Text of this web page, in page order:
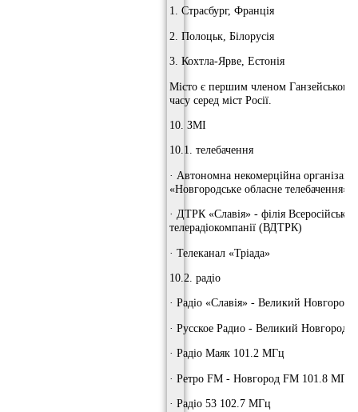
1. Страсбург, Франція
2. Полоцьк, Білорусія
3. Кохтла-Ярве, Естонія
Місто є першим членом Ганзейського
часу серед міст Росії.
10. ЗМІ
10.1. телебачення
· Автономна некомерційна організація
«Новгородське обласне телебачення».
· ДТРК «Славія» - філія
телерадіокомпанії (ВДТРК)
· Телеканал «Тріада»
10.2. радіо
· Радіо «Славія» - Великий
· Русское Радио - Великий Новгород
· Радіо Маяк 101.2 МГц
· Ретро FM - Новгород FM 101.8 МГц
· Радіо 53 102.7 МГц